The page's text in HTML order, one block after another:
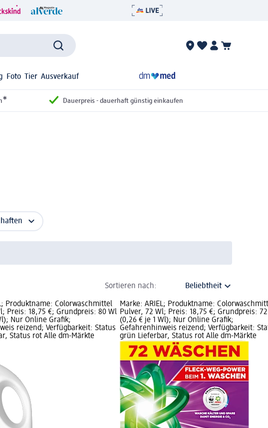
Foto Tier Ausverkauf
* Dauerpreis - dauerhaft günstig einkaufen
Sortieren nach:
Produktname: Colorwaschmittel
Preis: 18,75 €; Grundpreis: 80 Wl
Nur Online Grafik;
reizend; Verfügbarkeit: Status
Status rot Alle dm-Märkte
Marke: ARIEL; Produktname:
Pulver, 72 Wl; Preis: 18,75 €; Grundpreis:
(0,26 € je 1 Wl); Nur Online Grafik;
Gefahrenhinweis reizend; Verfügbarkeit:
grün Lieferbar, Status rot Alle dm-Märkte